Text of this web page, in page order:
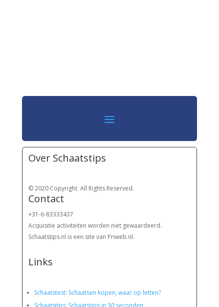
Over Schaatstips
© 2020 Copyright. All Rights Reserved.
Contact
+31-6-83333437
Acquisitie activiteiten worden niet gewaardeerd.
Schaatstips.nl is een site van Priweb.nl.
Links
Schaatstest: Schaatsen kopen, waar op letten?